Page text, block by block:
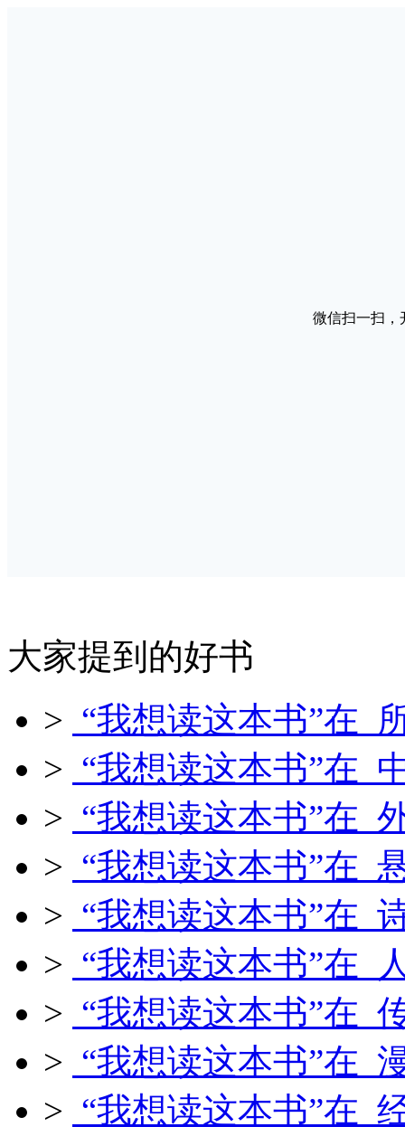
微信扫一扫，
大家提到的好书
> “我想读这本书”在
> “我想读这本书”在
> “我想读这本书”在
> “我想读这本书”在
> “我想读这本书”在
> “我想读这本书”在
> “我想读这本书”在
> “我想读这本书”在
> “我想读这本书”在